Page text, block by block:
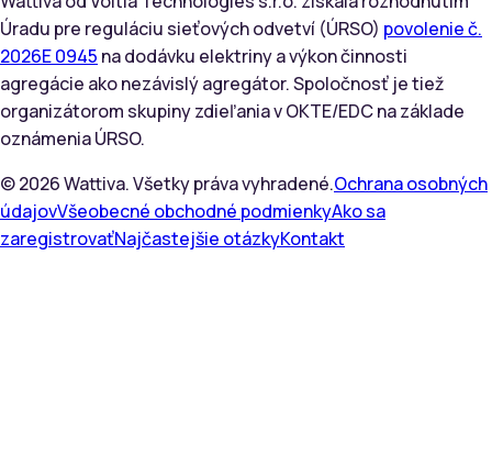
Úradu pre reguláciu sieťových odvetví (ÚRSO) povolenie č.
2026E 0945 na dodávku elektriny a výkon činnosti
agregácie ako nezávislý agregátor. Spoločnosť je tiež
organizátorom skupiny zdieľania v OKTE/EDC na základe
oznámenia ÚRSO.
©2026Wattiva. Všetky práva vyhradené.Ochrana osobných
údajovVšeobecné obchodné podmienkyAko sa
zaregistrovaťNajčastejšie otázkyKontakt